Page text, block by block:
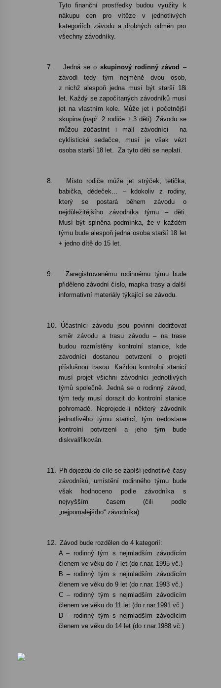
Tyto finanční prostředky budou využity k
nákupu cen pro vítěze v jednotlivých
kategoriích závodu a drobných odměn pro
všechny závodníky.
7. Jedná se o skupinový rodinný závod –
závodí tedy tým nejméně dvou osob,
z nichž alespoň jedna musí být starší 18i
let. Každý se započítaných závodníků musí
jet na vlastním kole. Může jet i početnější
skupina (např. 2 rodiče + 3 děti). Závodu se
můžou zúčastnit i malí závodníci
na
cyklistické sedačce, musí je však vézt
osoba starší 18 let. Za tyto děti se neplatí.
8.
Místo rodiče může jet strýček, tetička,
babička, dědeček… – kdokoliv z rodiny,
který se postará během závodu o
nejdůležitějšího závodníka týmu – děti.
Musí být splněna podmínka, že v každém
týmu bude alespoň jedna osoba starší 18 let
+ jedno dítě do 15 let.
9.
Zaregistrovanému rodinnému týmu bude
přiděleno závodní číslo, mapka trasy a další
informativní materiály týkající se závodu.
10.
Účastníci závodu jsou povinni dodržovat
směr závodu a trasu závodu – na trase
budou rozmístěny kontrolní stanice, kde
závodníci dostanou potvrzení o projetí
příslušnou trasou. Každou kontrolní stanicí
musí projet všichni závodníci jednotlivých
týmů společně. Jedná se o rodinný závod,
tým tedy musí dorazit do kontrolní stanice
pohromadě. Neprojede-li některý závodník
jednotlivého týmu stanicí, tým nedostane
kontrolní potvrzení a jeho tým bude
diskvalifikován.
11.
Při dojezdu do cíle se zapíší jednotlivé časy
závodníků, umístění rodinného týmu bude
však hodnoceno podle závodníka s
nejvyšším časem (čili podle
„nejpomalejšího“ závodníka)
12.
Závod bude rozdělen do 4 kategorií:
A – rodinný tým s nejmladším závodícím
členem ve věku do 7 let (do r.nar. 1995 vč.)
B – rodinný tým s nejmladším závodícím
členem ve věku do 9 let (do r.nar. 1993 vč.)
C – rodinný tým s nejmladším závodícím
členem ve věku do 11 let (do r.nar.1991 vč.)
D – rodinný tým s nejmladším závodícím
členem ve věku do 14 let (do r.nar.1988 vč.)